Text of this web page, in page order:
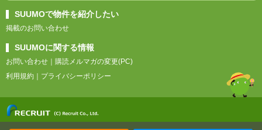
SUUMOで物件を紹介したい
掲載のお問い合わせ
SUUMOに関する情報
お問い合わせ
購読メルマガの変更(PC)
利用規約
プライバシーポリシー